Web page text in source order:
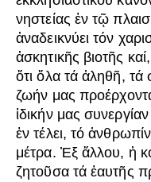
νηστείας ἐν τῷ
ἀναδεικνύει τόν
ἀσκητικῆς βιοτῆς
ὅτι ὅλα τά ἀληθῆ, τά
ζωήν μας
ἰδικήν μας
ἐν τέλει, τό
μέτρα. Ἐξ ἄλλου, ἡ
ζητοῦσα τά ἑαυτῆς